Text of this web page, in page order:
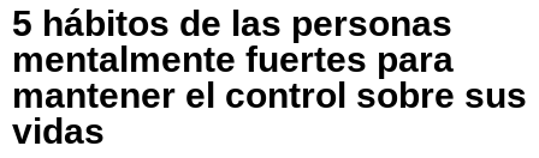
5 hábitos de las personas
mentalmente fuertes para
mantener el control sobre sus
vidas